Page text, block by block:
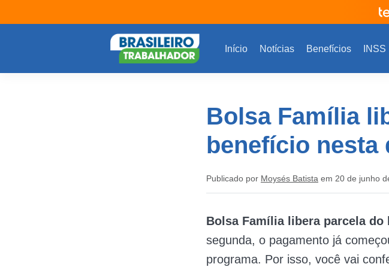
Início Notícias Benefícios INSS
Bolsa Família
benefício nesta
Publicado por Moysés Batista em 20 de junho
Bolsa Família libera parcela
segunda, o pagamento já
programa. Por isso, você vai